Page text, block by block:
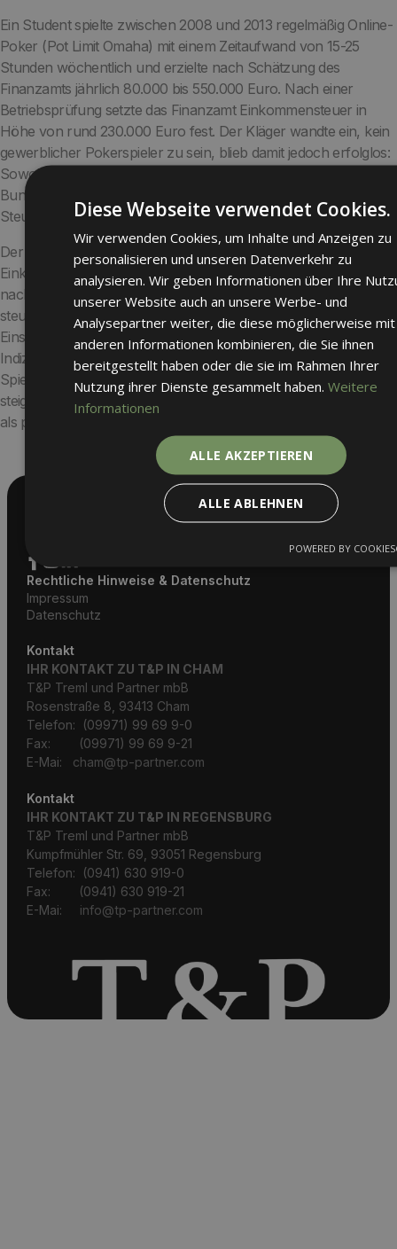
Ein Student spielte zwischen 2008 und 2013 regelmäßig Online-
Poker (Pot Limit Omaha) mit einem Zeitaufwand von 15-25
Stunden wöchentlich und erzielte nach Schätzung des
Finanzamts jährlich 80.000 bis 550.000 Euro. Nach einer
Betriebsprüfung setzte das Finanzamt Einkommensteuer in
Höhe von rund 230.000 Euro fest. Der Kläger wandte ein, kein
gewerblicher Pokerspieler zu sein, blieb damit jedoch erfolglos:
Sowohl das Finanzgericht Berlin-Brandenburg als auch der
Bundesfinanzhof (BFH, Az. X R 26/21) bestätigten die
Steuerpflicht.
Der BFH stellte fest, dass alle Voraussetzungen des § 15 Abs. 2
Einkommensteuergesetz erfüllt waren: Der Student handelte
nachhaltig, mit Gewinnerzielungsabsicht, erbrachte eine
steuerlich relevante Leistung (Teilnahme an den Spielen,
Einsatzbereitstellung) und übte keine bloße Liebhaberei aus.
Indizien für die Gewerblichkeit waren u. a. das gleichzeitige
Spielen an bis zu zwölf Tischen, der erhebliche Zeitaufwand,
steigende Intensität sowie seine mediale Präsenz. Damit sei er
als professioneller Pokerspieler einzuordnen.
T&P Treml und Partner mbB – Ihre Experten für Recht
und Steuern, strategisch und wirtschaftlich seit 40
Rechtliche Hinweise & Datenschutz
Impressum
Datenschutz
Kontakt
IHR KONTAKT ZU T&P IN CHAM
T&P Treml und Partner mbB
Rosenstraße 8, 93413 Cham
Telefon: (09971) 99 69 9-0
Fax: (09971) 99 69 9-21
E-Mai: cham@tp-partner.com
Kontakt
IHR KONTAKT ZU T&P IN REGENSBURG
T&P Treml und Partner mbB
Kumpfmühler Str. 69, 93051 Regensburg
Telefon: (0941) 630 919-0
Fax: (0941) 630 919-21
E-Mai: info@tp-partner.com
Diese Webseite verwendet Cookies.
Wir verwenden Cookies, um Inhalte und Anzeigen zu
personalisieren und unseren Datenverkehr zu
analysieren. Wir geben Informationen über Ihre
unserer Website auch an unsere Werbe- und
Analysepartner weiter, die diese möglicherweise mit
anderen Informationen kombinieren, die Sie ihnen
bereitgestellt haben oder die sie im Rahmen Ihrer
Nutzung ihrer Dienste gesammelt haben. Weitere
Informationen
ALLE AKZEPTIEREN
ALLE ABLEHNEN
POWERED BY